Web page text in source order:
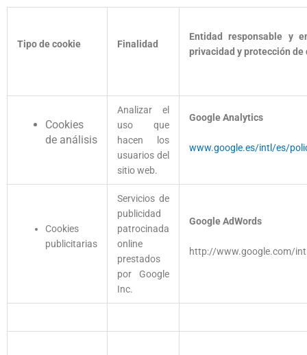
Tipo de cookie Finalidad
Entidad responsable y
privacidad y protección
Cookies
de análisis
Analizar el
uso que
hacen los
usuarios del
sitio web.
Google Analytics
www.google.es/intl/es/
Cookies
publicitarias
Servicios de
publicidad
patrocinada
online
prestados
por Google
Inc.
Google AdWords
http://www.google.com/